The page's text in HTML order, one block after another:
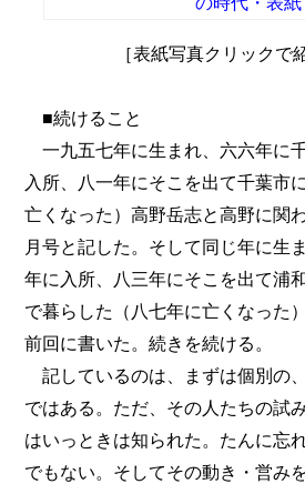
［表紙写真クリックで
■続けること
一九五七年に生まれ、六六年に
入所、八一年にそこを出て千葉市
亡くなった）高野岳志と高野に関
月号と記した。そして同じ年に生
年に入所、八三年にそこを出て浦
で暮らした（八七年に亡くなった
前回に書いた。続きを続ける。
記しているのは、まずは個別の
ではある。ただ、その人たちの試
はいっときは知られた。たんに忘
でもない。そしてその動き・営み